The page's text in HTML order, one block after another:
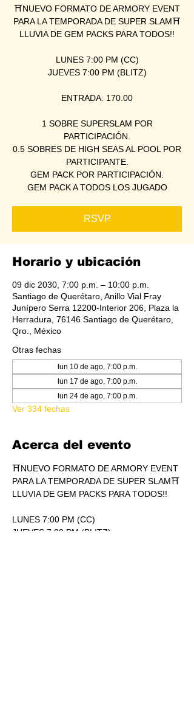
⛩NUEVO FORMATO DE ARMORY EVENT
PARA LA TEMPORADA DE SUPER SLAM⛩
LLUVIA DE GEM PACKS PARA TODOS!!
LUNES 7:00 PM (CC)
JUEVES 7:00 PM (BLITZ)
ENTRADA: 170.00
1 SOBRE SUPERSLAM POR
PARTICIPACIÓN.
0.5 SOBRES DE HIGH SEAS AL POOL POR
PARTICIPANTE.
GEM PACK POR PARTICIPACIÓN.
GEM PACK A TODOS LOS JUGADO
RSVP
Horario y ubicación
09 dic 2030, 7:00 p.m. – 10:00 p.m.
Santiago de Querétaro, Anillo Vial Fray
Junípero Serra 12200-Interior 206, Plaza la
Herradura, 76146 Santiago de Querétaro,
Qro., México
Otras fechas
lun 10 de ago, 7:00 p.m.
lun 17 de ago, 7:00 p.m.
lun 24 de ago, 7:00 p.m.
Ver 334 fechas
Acerca del evento
⛩NUEVO FORMATO DE ARMORY EVENT
PARA LA TEMPORADA DE SUPER SLAM⛩
LLUVIA DE GEM PACKS PARA TODOS!!
LUNES 7:00 PM (CC)
JUEVES 7:00 PM (BLITZ)